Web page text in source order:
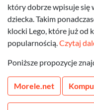
który dobrze wpisuje się
dziecka. Takim
klocki Lego, które już od
popularnością.Czytaj
Poniższe propozycje
Morele.net